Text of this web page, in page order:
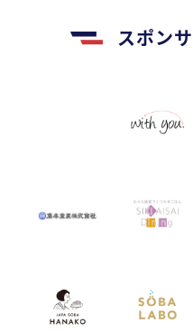
スポン